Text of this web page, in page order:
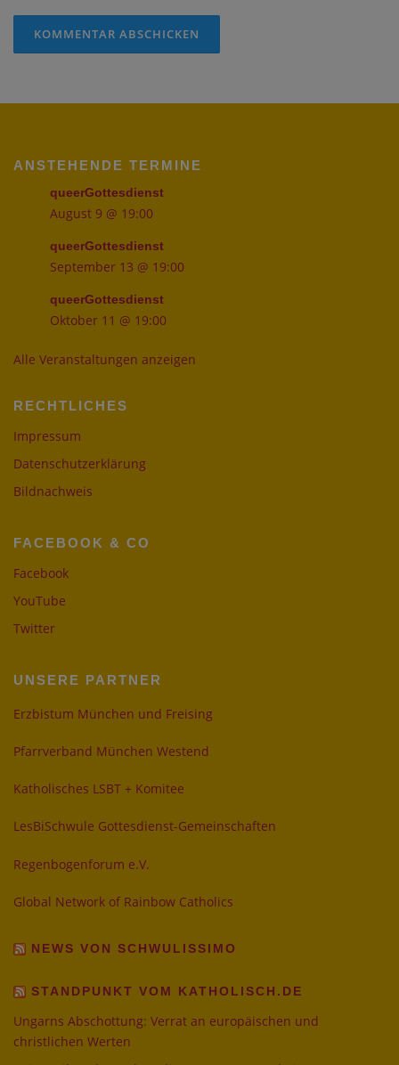
ANSTEHENDE TERMINE
queerGottesdienst
August 9 @ 19:00
queerGottesdienst
September 13 @ 19:00
queerGottesdienst
Oktober 11 @ 19:00
Alle Veranstaltungen anzeigen
RECHTLICHES
Impressum
Datenschutzerklärung
Bildnachweis
FACEBOOK & CO
Facebook
YouTube
Twitter
UNSERE PARTNER
Erzbistum München und Freising
Pfarrverband München Westend
Katholisches LSBT + Komitee
LesBiSchwule Gottesdienst-Gemeinschaften
Regenbogenforum e.V.
Global Network of Rainbow Catholics
NEWS VON SCHWULISSIMO
STANDPUNKT VOM KATHOLISCH.DE
Ungarns Abschottung: Verrat an europäischen und
christlichen Werten